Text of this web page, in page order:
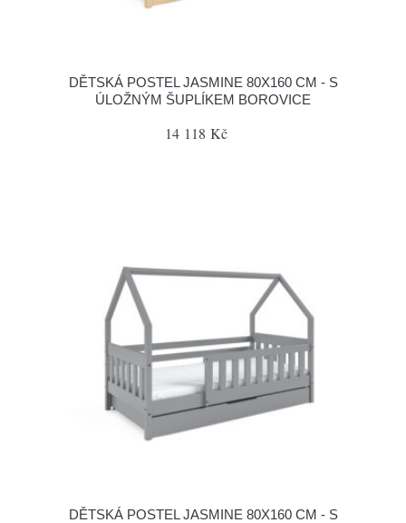
DĚTSKÁ POSTEL JASMINE 80X160 CM - S
ÚLOŽNÝM ŠUPLÍKEM BOROVICE
14 118 Kč
DĚTSKÁ POSTEL JASMINE 80X160 CM - S